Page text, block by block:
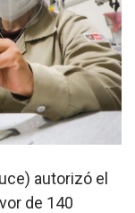
autorizó el
de 140